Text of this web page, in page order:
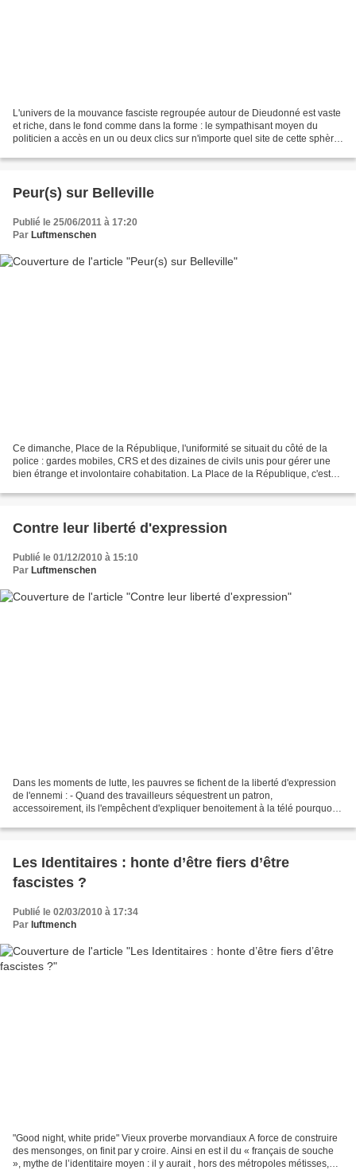
L'univers de la mouvance fasciste regroupée autour de Dieudonné est vaste
et riche, dans le fond comme dans la forme : le sympathisant moyen du
politicien a accès en un ou deux clics sur n'importe quel site de cette sphère,
Peur(s) sur Belleville
Publié le 25/06/2011 à 17:20
Par Luftmenschen
Ce dimanche, Place de la République, l'uniformité se situait du côté de la
police : gardes mobiles, CRS et des dizaines de civils unis pour gérer une
bien étrange et involontaire cohabitation. La Place de la République, c'est
Contre leur liberté d'expression
Publié le 01/12/2010 à 15:10
Par Luftmenschen
Dans les moments de lutte, les pauvres se fichent de la liberté d'expression
de l'ennemi : - Quand des travailleurs séquestrent un patron,
accessoirement, ils l'empêchent d'expliquer benoitement à la télé pourquoi il
Les Identitaires : honte d’être fiers d’être
fascistes ?
Publié le 02/03/2010 à 17:34
Par luftmench
"Good night, white pride" Vieux proverbe morvandiaux A force de construire
des mensonges, on finit par y croire. Ainsi en est il du « français de souche
», mythe de l’identitaire moyen : il y aurait , hors des métropoles métisses,